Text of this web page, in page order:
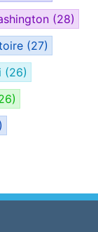
(28)
(27)
(26)